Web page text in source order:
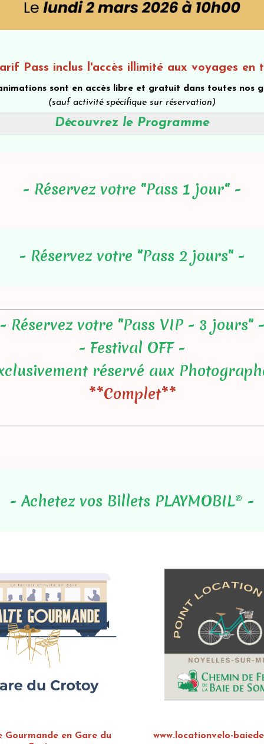
Pass inclus l'accès illimité aux voyages en
sont en accès libre et gratuit dans toutes nos
(sauf activité spécifique sur réservation)
Découvrez le Programme
- Réservez votre "Pass 1 jour" -
- Réservez votre "Pass 2 jours" -
- Réservez votre "Pass VIP - 3 jours" -
- Festival OFF -
réservé aux
**Complet**
- Achetez vos Billets PLAYMOBIL® -
Gourmande en Gare du
www.locationvelo-